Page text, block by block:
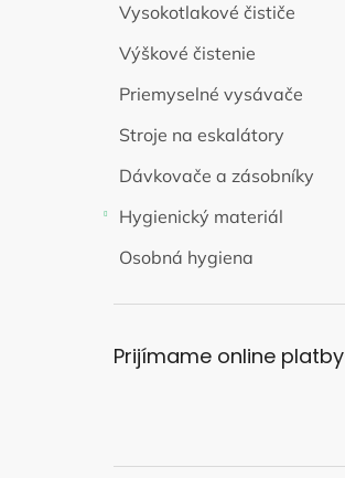
Vysokotlakové čističe
Výškové čistenie
Priemyselné vysávače
Stroje na eskalátory
Dávkovače a zásobníky
Hygienický materiál
Osobná hygiena
Prijímame online platby